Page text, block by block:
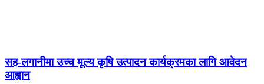
सह-लगानीमा उच्च मूल्य कृषि उत्पादन कार्यक्रमका लागि आवेदन
आह्वान